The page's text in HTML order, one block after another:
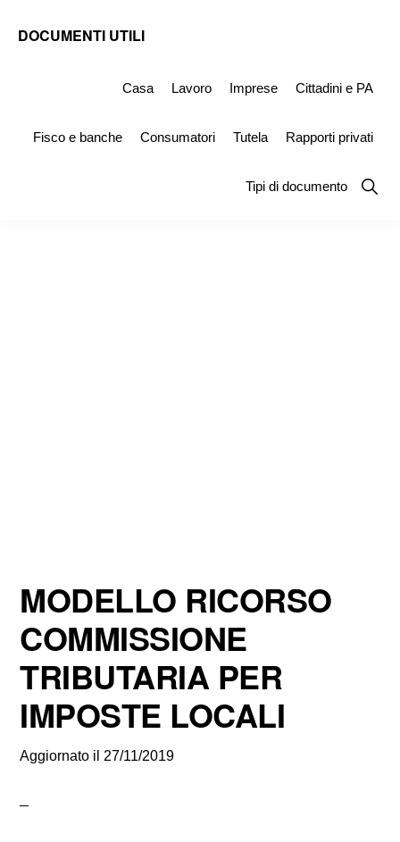
DOCUMENTI UTILI
Simile
Casa Lavoro Imprese Cittadini e PA
Fisco e banche Consumatori Tutela Rapporti privati
Tipi di documento
Show
MODELLO RICORSO
COMMISSIONE
TRIBUTARIA PER
IMPOSTE LOCALI
Aggiornato il 27/11/2019